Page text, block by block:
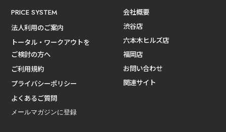
PRICE SYSTEM
法人利用のご案内
トータル・ワークアウトを
ご検討の方へ
ご利用規約
プライバシーポリシー
よくあるご質問
メールマガジンに登録
会社概要
渋谷店
六本木ヒルズ店
福岡店
お問い合わせ
関連サイト